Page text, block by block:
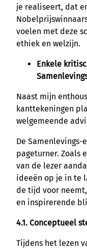
je realiseert, dat
voelen met deze
ethiek en welzijn.
Enkele
Naast mijn
kanttekeningen
welgemeende
De
pageturner. Zoals
van de lezer
ideeën op je in te
de tijd voor
en inspirerende
4.1. Conceptueel
Tijdens het lezen